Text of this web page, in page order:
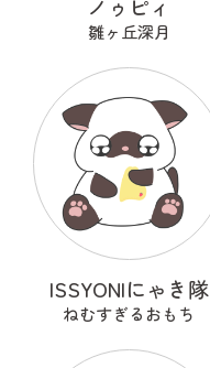
ノゥピィ
雛ヶ丘深月
ISSYONIにゃき隊
ねむすぎるおもち